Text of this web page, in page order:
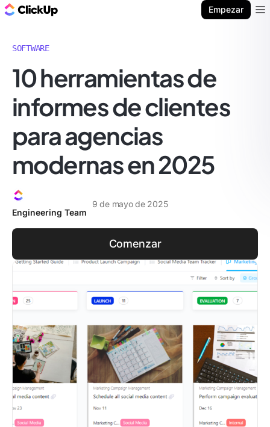
Empezar
SOFTWARE
10 herramientas de
informes de clientes
para agencias
modernas en 2025
Engineering Team
9 de mayo de 2025
Comenzar